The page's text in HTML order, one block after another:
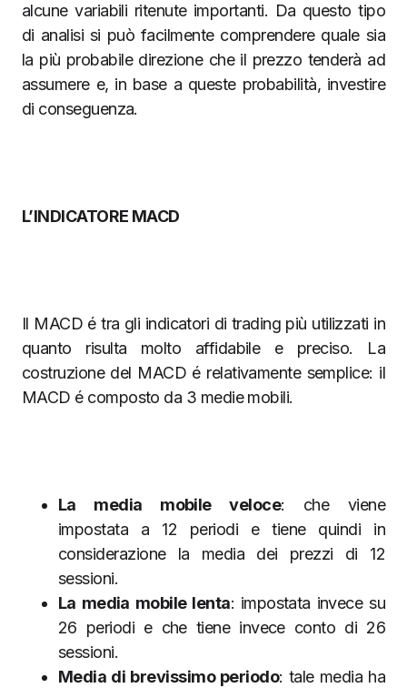
alcune variabili ritenute importanti. Da questo tipo
di analisi si può facilmente comprendere quale sia
la più probabile direzione che il prezzo tenderà ad
assumere e, in base a queste probabilità, investire
di conseguenza.
L’INDICATORE MACD
Il MACD é tra gli indicatori di trading più utilizzati in
quanto risulta molto affidabile e preciso. La
costruzione del MACD é relativamente semplice: il
MACD é composto da 3 medie mobili.
La media mobile veloce: che viene
impostata a 12 periodi e tiene quindi in
considerazione la media dei prezzi di 12
sessioni.
La media mobile lenta: impostata invece su
26 periodi e che tiene invece conto di 26
sessioni.
Media di brevissimo periodo: tale media ha